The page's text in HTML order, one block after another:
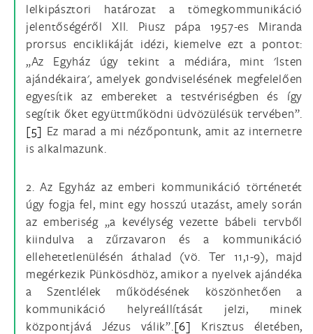
lelkipásztori határozat a tömegkommunikáció
jelentőségéről XII. Piusz pápa 1957-es Miranda
prorsus enciklikáját idézi, kiemelve ezt a pontot:
„Az Egyház úgy tekint a médiára, mint 'Isten
ajándékaira', amelyek gondviselésének megfelelően
egyesítik az embereket a testvériségben és így
segítik őket együttműködni üdvözülésük tervében”.
[5] Ez marad a mi nézőpontunk, amit az internetre
is alkalmazunk.
2. Az Egyház az emberi kommunikáció történetét
úgy fogja fel, mint egy hosszú utazást, amely során
az emberiség „a kevélység vezette bábeli tervből
kiindulva a zűrzavaron és a kommunikáció
ellehetetlenülésén áthalad (vö. Ter 11,1-9), majd
megérkezik Pünkösdhöz, amikor a nyelvek ajándéka
a Szentlélek működésének köszönhetően a
kommunikáció helyreállítását jelzi, minek
központjává Jézus válik”.[6] Krisztus életében,